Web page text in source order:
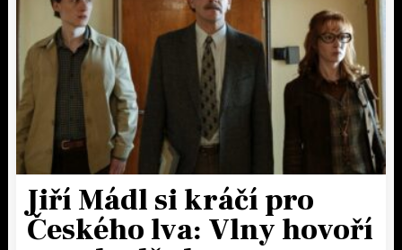
KALENDÁŘ
KVÍZY
TRENDY
MIX
PROGRAM
PLAYLIST
JAK NALADIT
Jiří Mádl si kráčí pro
Českého lva: Vlny hovoří